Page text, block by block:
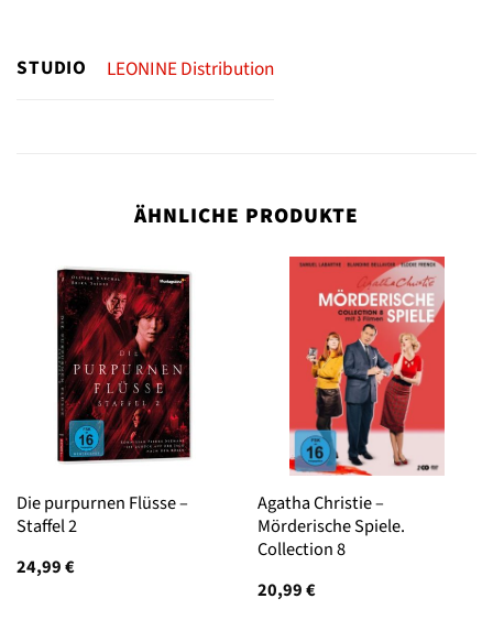
STUDIO LEONINE Distribution
ÄHNLICHE PRODUKTE
Die purpurnen Flüsse –
Staffel 2
24,99€
Agatha Christie –
Mörderische Spiele.
Collection 8
20,99€